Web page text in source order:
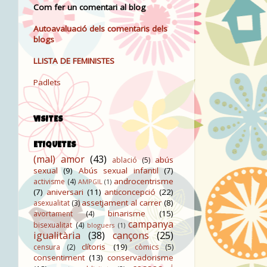
Com fer un comentari al blog
Autoavaluació dels comentaris dels
blogs
LLISTA DE FEMINISTES
Padlets
VISITES
ETIQUETES
(mal) amor (43) ablació (5) abús
sexual (9) Abús sexual infantil (7)
activisme (4) AMPGIL (1) androcentrisme
(7) aniversari (11) anticoncepció (22)
asexualitat (3)assetjament al carrer (8)
avortament (4) binarisme (15)
bisexualitat (4) bloguers (1) campanya
igualitària
(38) cançons (25)
censura (2) clítoris (19) còmics (5)
consentiment (13) conservadorisme